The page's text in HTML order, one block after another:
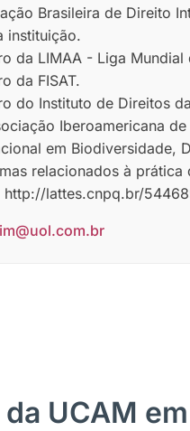
Brasileira de Direito
instituição.
da LIMAA - Liga
da FISAT.
do Instituto de Direitos
Iberoamericana
em Biodiversidade,
relacionados à
http://lattes.cnpq.br/
UCAM